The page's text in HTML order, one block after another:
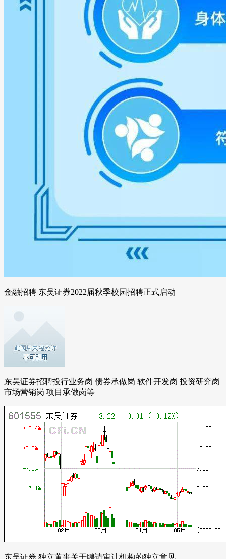
金融招聘 东吴证券2022届秋季校园招聘正式启动
东吴证券招聘投行业务岗 债券承做岗 软件开发岗 投资研究岗
市场营销岗 项目承做岗等
东吴证券 独立董事关于聘请审计机构的独立意见